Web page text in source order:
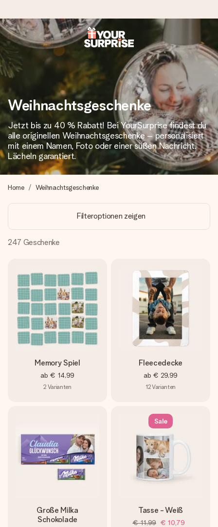
Heute bestellt, in 1 Werktag verschickt
Wir bereiten dein Geschenk sorgfältig vor und schicken es
blitzschnell – damit du es genau zum richtigen Zeitpunkt
überreichen kannst, wenn es am meisten zählt.
4,8 (basierend auf +15.000 Bewertungen)
Unsere Geschenke begeistern. Kunden bewerten uns mit
4,8 bei Google Reviews (Gesamtergebnis aller Länder, in
die wir versenden).
Mit Liebe gemacht, im Handumdrehen
Erstelle etwas Einzigartiges in wenigen Schritten – mit
ihrem Namen, deinem Foto oder einer Nachricht von
Herzen. Kein Stress, nur pure Liebe für den perfekten
Weihnachtsgeschenke
Jetzt bis zu 40 % Rabatt! Bei YourSurprise findest du
alle originellen Weihnachtsgeschenke – personalisiert
mit einem Namen, Foto oder einer süßen Nachricht.
Lächeln garantiert.
Home Weihnachtsgeschenke
Filteroptionen zeigen
247 Geschenke
Memory Spiel
ab € 14,99
2 Varianten
Fleecedecke
ab € 29,99
12Varianten
Große Milka
Schokolade
Sale
Tasse - Weiß
€ 11,99 € 10,79